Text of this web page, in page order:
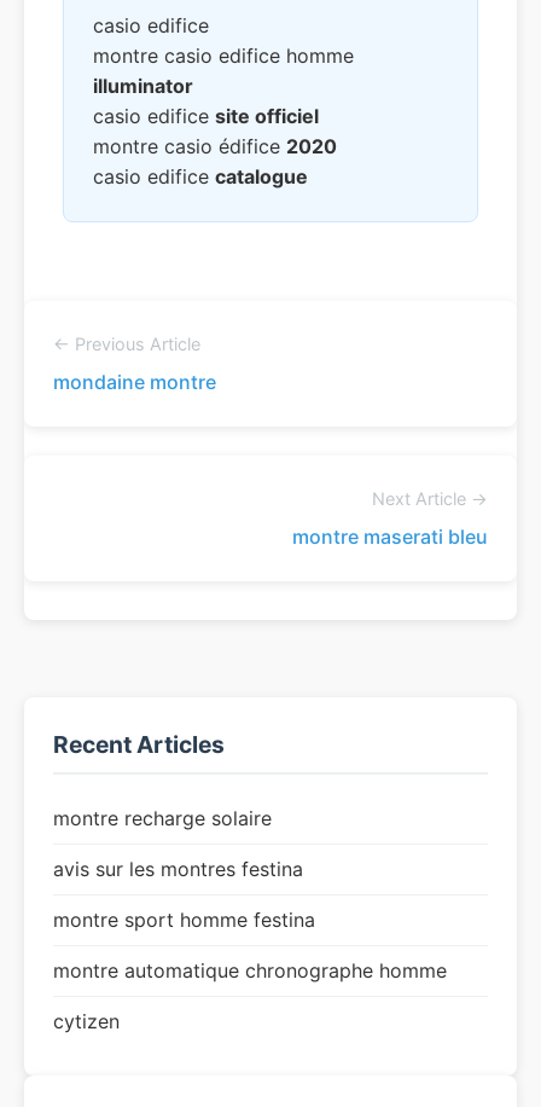
casio edifice
montre casio edifice homme
illuminator
casio edifice site officiel
montre casio édifice 2020
casio edifice catalogue
← Previous Article
mondaine montre
Next Article →
montre maserati bleu
Recent Articles
montre recharge solaire
avis sur les montres festina
montre sport homme festina
montre automatique chronographe homme
cytizen